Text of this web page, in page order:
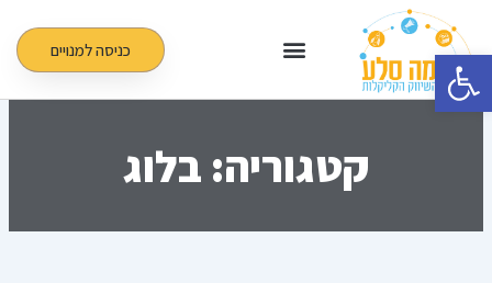
פתח סרגל נגישות
לתוכן
כניסה למנויים
קטגוריה: בלוג